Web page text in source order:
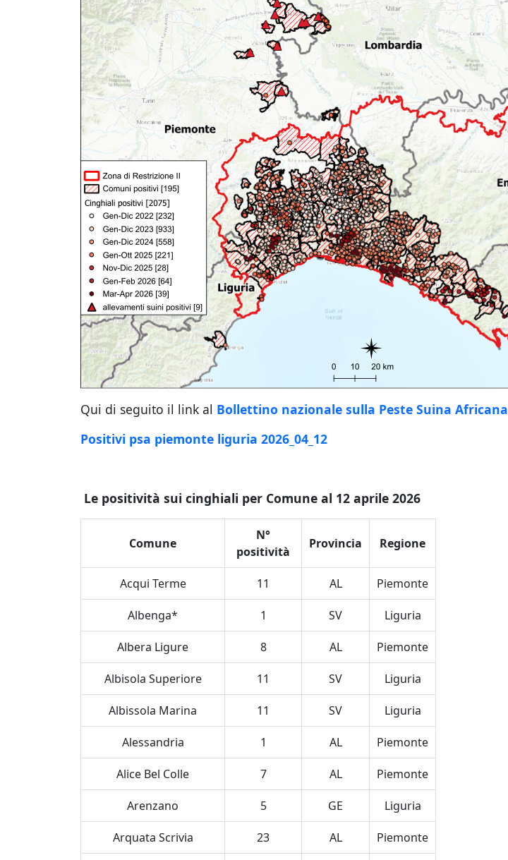
Qui di seguito il link al Bollettino nazionale sulla Peste Suina Africana
Positivi psa piemonte liguria 2026_04_12
Le positività sui cinghiali per Comune al 12 aprile 2026
Comune
N°
positività
Provincia Regione
Acqui Terme 11 AL Piemonte
Albenga* 1 SV Liguria
Albera Ligure 8 AL Piemonte
Albisola Superiore 11 SV Liguria
Albissola Marina 11 SV Liguria
Alessandria 1 AL Piemonte
Alice Bel Colle 7 AL Piemonte
Arenzano 5 GE Liguria
Arquata Scrivia 23 AL Piemonte